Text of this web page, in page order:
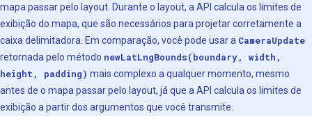
mapa passar pelo layout. Durante o layout, a API calcula os limites de
exibição do mapa, que são necessários para projetar corretamente a
caixa delimitadora. Em comparação, você pode usar a CameraUpdate
retornada pelo método newLatLngBounds(boundary, width,
height, padding) mais complexo a qualquer momento, mesmo
antes de o mapa passar pelo layout, já que a API calcula os limites de
exibição a partir dos argumentos que você transmite.